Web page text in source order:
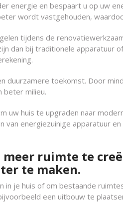
energie en bespaart u op uw
wordt vastgehouden,
tijdens de
dan bij traditionele apparatuur
duurzamere toekomst. Door
beter milieu.
uw huis te upgraden naar
energiezuinige apparatuur en
ruimte te
te maken.
in je huis of om bestaande
een uitbouw te